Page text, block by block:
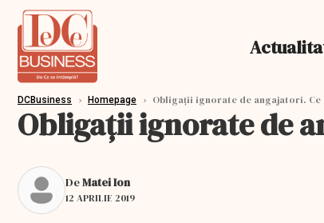
DCBusiness › Homepage › Obligații ignorate de angajatori. Ce
Obligații ignorate de
DeMatei Ion
12 APRILIE 2019